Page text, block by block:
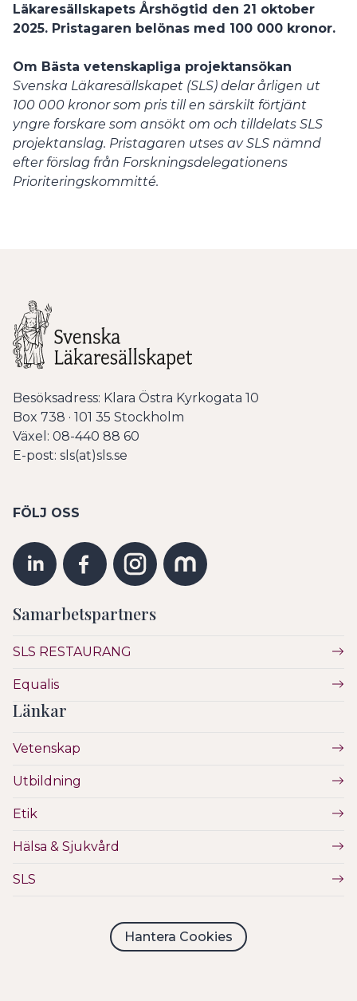
Läkaresällskapets Årshögtid den 21 oktober
2025. Pristagaren belönas med 100 000 kronor.
Om Bästa vetenskapliga projektansökan
Svenska Läkaresällskapet (SLS) delar årligen ut
100 000 kronor som pris till en särskilt förtjänt
yngre forskare som ansökt om och tilldelats SLS
projektanslag. Pristagaren utses av SLS nämnd
efter förslag från Forskningsdelegationens
Prioriteringskommitté.
Besöksadress: Klara Östra Kyrkogata 10
Box 738 · 101 35 Stockholm
Växel: 08-440 88 60
E-post: sls(at)sls.se
FÖLJ OSS
Samarbetspartners
SLS RESTAURANG
Equalis
Länkar
Vetenskap
Utbildning
Etik
Hälsa & Sjukvård
SLS
Hantera Cookies